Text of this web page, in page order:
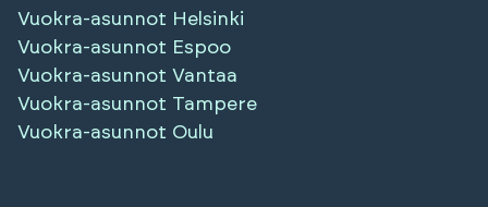
Vuokra-asunnot Helsinki
Vuokra-asunnot Espoo
Vuokra-asunnot Vantaa
Vuokra-asunnot Tampere
Vuokra-asunnot Oulu